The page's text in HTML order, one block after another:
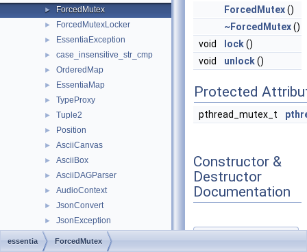
► ForcedMutex
► ForcedMutexLocker
► EssentiaException
► case_insensitive_str_cmp
► OrderedMap
► EssentiaMap
► TypeProxy
► Tuple2
► Position
► AsciiCanvas
► AsciiBox
► AsciiDAGParser
► AudioContext
► JsonConvert
► JsonException
► YamlException
ForcedMutex()
~ForcedMutex()
void
lock()
void
unlock()
Protected
pthread_mutex_t
Constructor &
Destructor
Documentation
◆
essentia ForcedMutex